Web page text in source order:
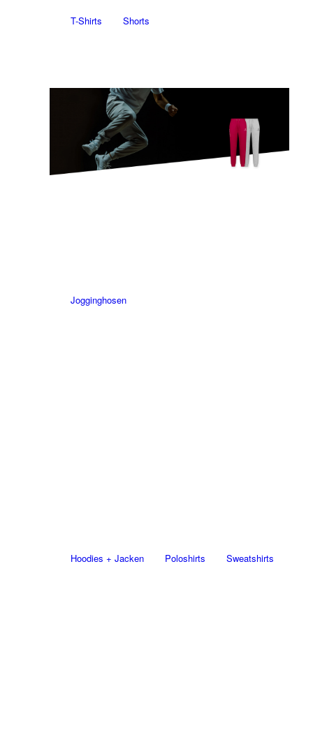
T-Shirts Shorts
Jogginghosen
Hoodies + Jacken Poloshirts Sweatshirts